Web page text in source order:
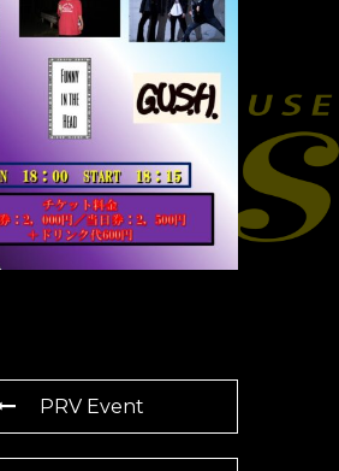
PRV Event